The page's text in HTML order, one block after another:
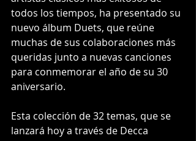
todos los tiempos, ha presentado su
nuevo álbum Duets, que reúne
muchas de sus colaboraciones más
queridas junto a nuevas canciones
para conmemorar el año de su 30
aniversario.
Esta colección de 32 temas, que se
lanzará hoy a través de Decca